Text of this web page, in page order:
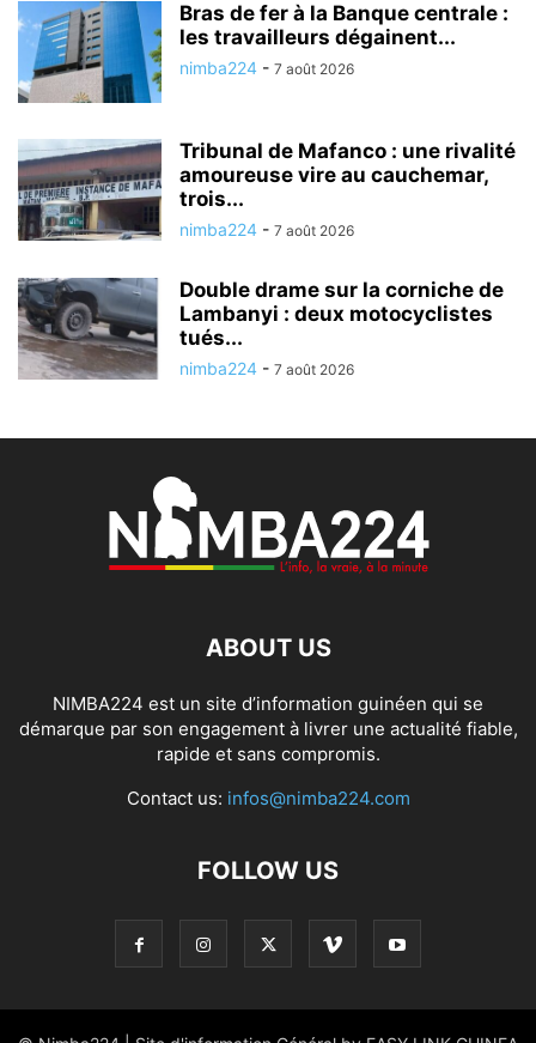
Bras de fer à la Banque centrale :
les travailleurs dégainent...
nimba224 - 7 août 2026
Tribunal de Mafanco : une rivalité
amoureuse vire au cauchemar,
trois...
nimba224 - 7 août 2026
Double drame sur la corniche de
Lambanyi : deux motocyclistes
tués...
nimba224 - 7 août 2026
ABOUT US
NIMBA224 est un site d’information guinéen qui se
démarque par son engagement à livrer une actualité fiable,
rapide et sans compromis.
Contact us: infos@nimba224.com
FOLLOW US